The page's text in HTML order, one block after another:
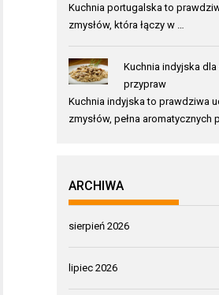
Kuchnia portugalska to
zmysłów, która łączy w …
Kuchnia indyjska
przypraw
Kuchnia indyjska to prawdziwa
zmysłów, pełna aromatycznych
ARCHIWA
sierpień 2026
lipiec 2026